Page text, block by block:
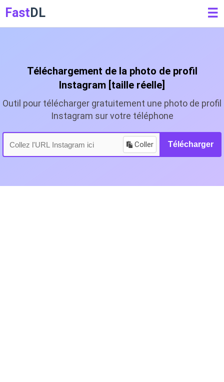
Fast DL ☰
Téléchargement de la photo de profil
Instagram [taille réelle]
Outil pour télécharger gratuitement une photo de profil
Instagram sur votre téléphone
Coller Télécharger